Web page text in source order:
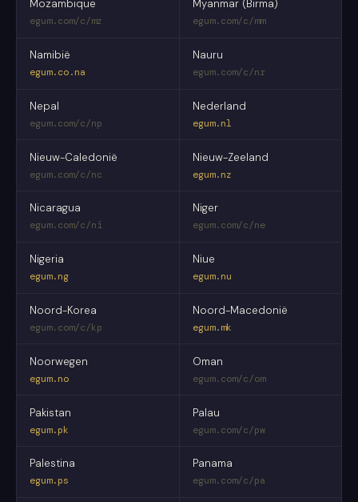
Mozambique
egum.com/c/mz
Myanmar (Birma)
egum.com/c/mm
Namibië
egum.co.na
Nauru
egum.com/c/nr
Nepal
egum.com/c/np
Nederland
egum.nl
Nieuw-Caledonië
egum.com/c/nc
Nieuw-Zeeland
egum.nz
Nicaragua
egum.com/c/ni
Niger
egum.com/c/ne
Nigeria
egum.ng
Niue
egum.nu
Noord-Korea
egum.com/c/kp
Noord-Macedonië
egum.mk
Noorwegen
egum.no
Oman
egum.com/c/om
Pakistan
egum.pk
Palau
egum.com/c/pw
Palestina
egum.ps
Panama
egum.com/c/pa